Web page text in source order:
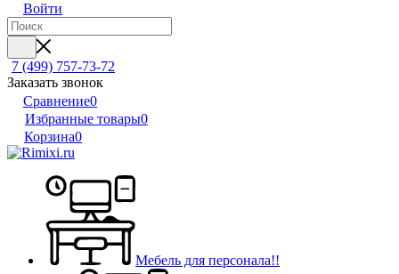
Войти
7 (499) 757-73-72
Заказать звонок
Сравнение0
Избранные товары0
Корзина0
Мебель для персонала!!